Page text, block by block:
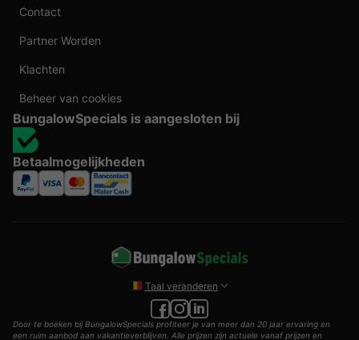
Contact
Partner Worden
Klachten
Beheer van cookies
BungalowSpecials is aangesloten bij
Betaalmogelijkheden
Taal veranderen
Door te boeken bij BungalowSpecials profiteer je van meer dan 20 jaar ervaring en
een ruim aanbod aan vakantieverblijven. Alle prijzen zijn actuele vanaf prijzen en